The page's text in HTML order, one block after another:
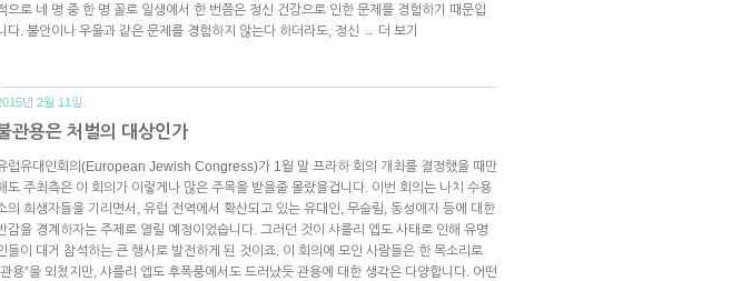
으로 네 명 중 한 명 꼴로 일생에서 한 번쯤은 정신 건강으로 인한 문제를 경험하기 때문입
다. 불안이나 우울과 같은 문제를 경험하지 않는다 하더라도, 정신 → 더 보기
년 2월 11일.
관용은 처벌의 대상인가
럽유대인회의(European Jewish Congress)가 1월 말 프라하 회의 개최를 결정했을 때만
도 주최측은 이 회의가 이렇게나 많은 주목을 받을줄 몰랐을겁니다. 이번 회의는 나치 수용
의 희생자들을 기리면서, 유럽 전역에서 확산되고 있는 유대인, 무슬림, 동성애자 등에 대한
감을 경계하자는 주제로 열릴 예정이었습니다. 그러던 것이 샤를리 엡도 사태로 인해 유명
들이 대거 참석하는 큰 행사로 발전하게 된 것이죠. 이 회의에 모인 사람들은 한 목소리로
관용”을 외쳤지만, 샤를리 엡도 후폭풍에서도 드러났듯 관용에 대한 생각은 다양합니다. 어떤